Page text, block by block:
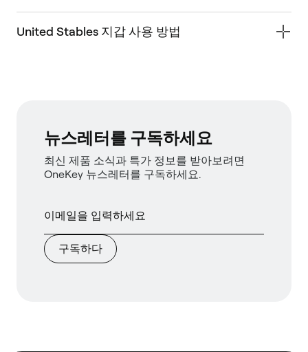
United Stables 지갑 사용 방법
뉴스레터를 구독하세요
최신 제품 소식과 특가 정보를 받아보려면
OneKey 뉴스레터를 구독하세요.
구독하다